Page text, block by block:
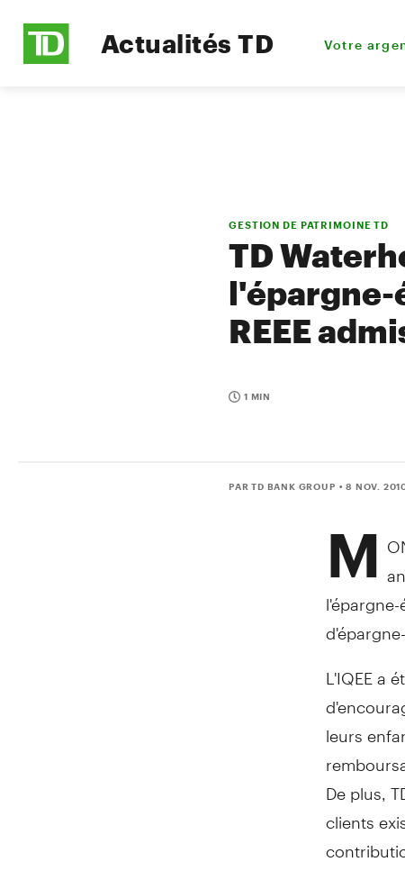
Actualités TD Votre
GESTION DE PATRIMOINE TD
TD
l'épargne-
REEE
1 MIN
PAR TD BANK GROUP • 8 NOV.
M
L'IQEE a
leurs
De plus,
clients